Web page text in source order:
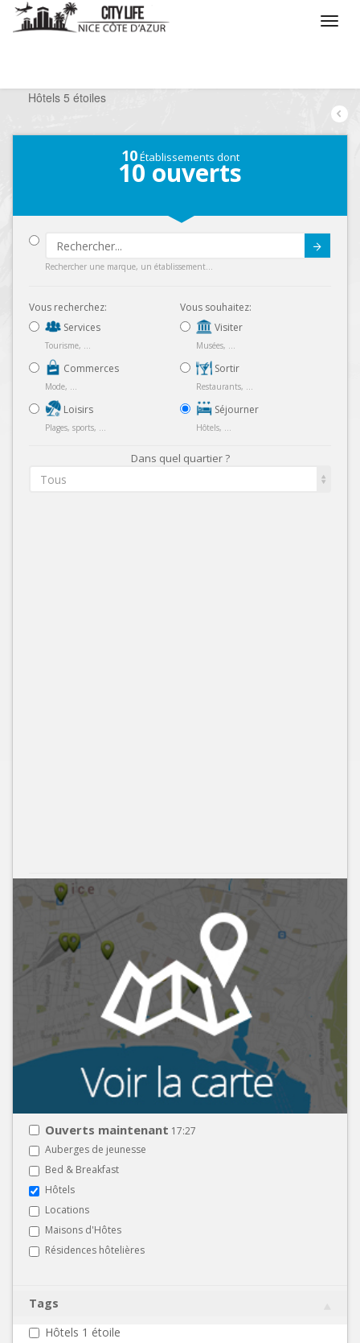
Hôtels 5 étoiles
10Établissements dont
10 ouverts
Rechercher une marque, un établissement...
Vous recherchez:
Services
Tourisme, ...
Commerces
Mode, ...
Loisirs
Plages, sports, ...
Vous souhaitez:
Visiter
Musées, ...
Sortir
Restaurants, ...
Séjourner
Hôtels, ...
Dans quel quartier ?
Tous
Ouverts maintenant 17:27
Auberges de jeunesse
Bed & Breakfast
Hôtels
Locations
Maisons d'Hôtes
Résidences hôtelières
Tags
Hôtels 1 étoile